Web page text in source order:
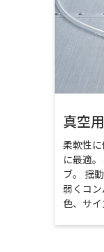
真空
柔軟性
に最適
ブ。 揺
弱くコ
色、サイ